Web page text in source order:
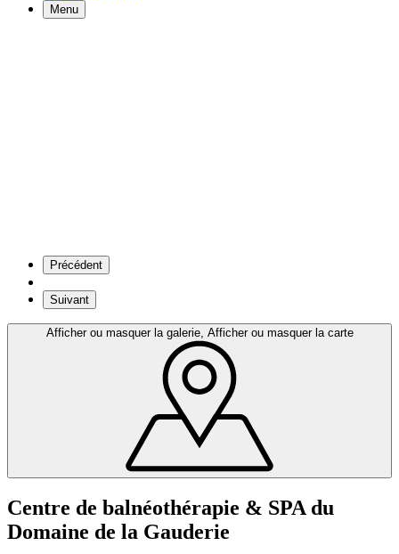
Menu
Précédent
Suivant
Afficher ou masquer la galerie, Afficher ou masquer la carte
Centre de balnéothérapie & SPA du
Domaine de la Gauderie